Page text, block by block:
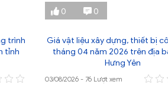
trình
tỉnh
0 0
Giá vật liệu xây dựng, thiết bị
tháng 04 năm 2026 trên địa
Hưng Yên
03/08/2026 - 76 Lượt xem